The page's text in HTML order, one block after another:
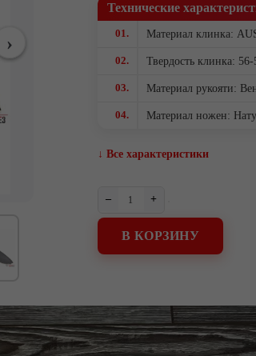
Технические
01. Материал клинка:
02. Твердость клинка:
03. Материал рукояти:
04. Материал ножен:
↓ Все характеристики
– +
В КОРЗИНУ